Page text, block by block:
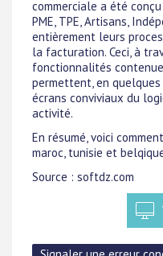
commerciale a été
PME, TPE, Artisans,
entièrement leurs
la facturation. Ceci, à
fonctionnalités
permettent, en
écrans conviviaux du
activité.
En résumé, voici
maroc, tunisie et
Source : softdz.com